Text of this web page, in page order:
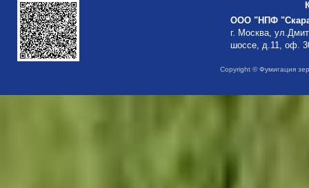
ООО "НПФ
г. Москва,
шоссе, д.11, оф.
Copyright © Фумигация